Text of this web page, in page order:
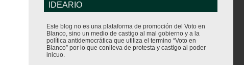
IDEARIO
Este blog no es una plataforma de promoción del Voto en
Blanco, sino un medio de castigo al mal gobierno y a la
política antidemocrática que utiliza el termino “Voto en
Blanco” por lo que conlleva de protesta y castigo al poder
inicuo.